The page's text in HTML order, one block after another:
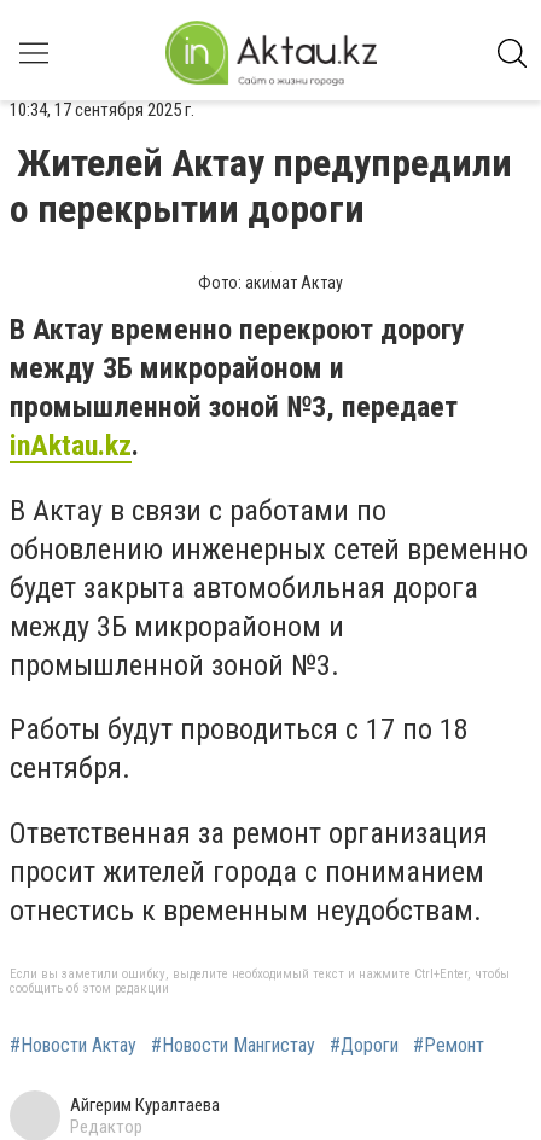
10:34, 17 сентября 2025 г.
Жителей Актау предупредили
о перекрытии дороги
Фото: акимат Актау
В Актау временно перекроют дорогу
между 3Б микрорайоном и
промышленной зоной №3, передает
inAktau.kz.
В Актау в связи с работами по
обновлению инженерных сетей временно
будет закрыта автомобильная дорога
между 3Б микрорайоном и
промышленной зоной №3.
Работы будут проводиться с 17 по 18
сентября.
Ответственная за ремонт организация
просит жителей города с пониманием
отнестись к временным неудобствам.
Если вы заметили ошибку, выделите необходимый текст и нажмите Ctrl+Enter, чтобы
сообщить об этом редакции
#Новости Актау #Новости Мангистау #Дороги #Ремонт
Айгерим Куралтаева
Редактор